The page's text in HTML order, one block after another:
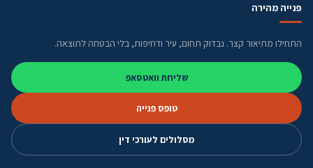
פנייה מהירה
התחילו מתיאור קצר. נבדוק תחום, עיר ודחיפות, בלי הבטחה לתוצאה.
שליחת וואטסאפ
טופס פנייה
מסלולים לעורכי דין